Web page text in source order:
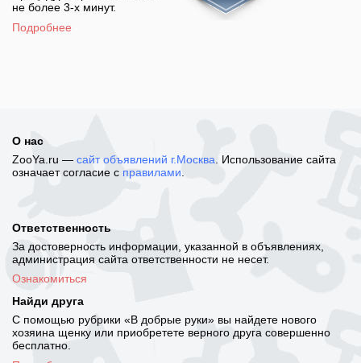
не более 3-х минут.
Подробнее
О нас
ZooYa.ru — сайт объявлений г.Москва. Использование сайта
означает согласие с правилами.
Ответственность
За достоверность информации, указанной в объявлениях,
администрация сайта ответственности не несет.
Ознакомиться
Найди друга
С помощью рубрики «В добрые руки» вы найдете нового
хозяина щенку или приобретете верного друга совершенно
бесплатно.